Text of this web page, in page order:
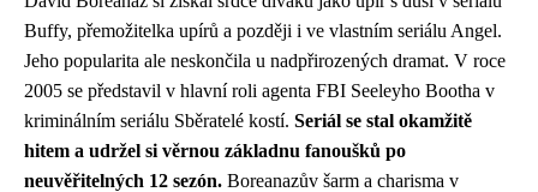
Buffy, přemožitelka upírů a později i ve vlastním seriálu Angel.
Jeho popularita ale neskončila u nadpřirozených dramat. V roce
2005 se představil v hlavní roli agenta FBI Seeleyho Bootha v
kriminálním seriálu Sběratelé kostí. Seriál se stal okamžitě
hitem a udržel si věrnou základnu fanoušků po
neuvěřitelných 12 sezón. Boreanazův šarm a charisma v